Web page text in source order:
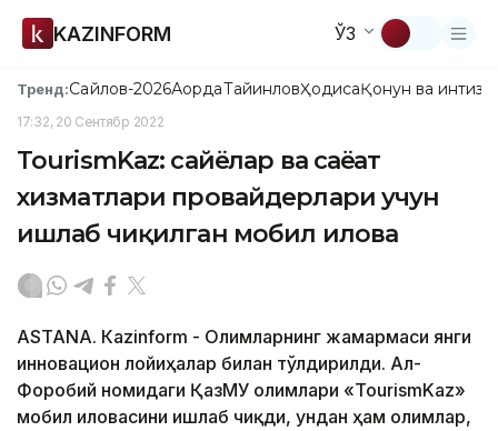
KAZINFORM ЎЗ
Тренд:Сайлов-2026АқордаТайинловҲодисаҚонун ва
17:32, 20 Сентябр 2022
ТоurismKaz: сайёҳлар ва саёҳат
хизматлари провайдерлари учун
ишлаб чиқилган мобил илова
ASTANА. Кazinform - Олимларнинг жамғармаси янги
инновацион лойиҳалар билан тўлдирилди. Ал-
Форобий номидаги ҚазМУ олимлари «ТоurismKaz»
мобил иловасини ишлаб чиқди, ундан ҳам олимлар,